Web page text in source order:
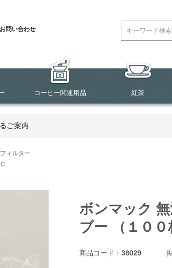
お問い合わせ
コーヒー関連用品 紅茶
ご案内
ィルター
ボンマック
ブー （１０
商品コード：38029